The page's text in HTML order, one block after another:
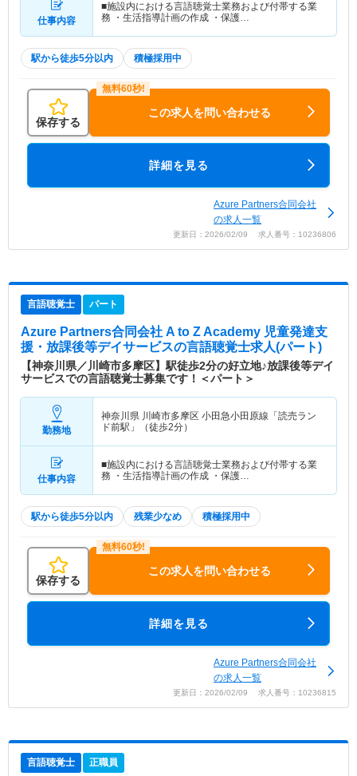
仕事内容
■施設内における言語聴覚士業務および付帯する業
務 ・生活指導計画の作成 ・保護…
駅から徒歩5分以内 積極採用中
保存する
この求人を問い合わせる
詳細を見る
Azure Partners合同会社
の求人一覧
更新日：2026/02/09 求人番号：10236806
言語聴覚士 パート
Azure Partners合同会社 A to Z Academy 児童発達支
援・放課後等デイサービスの言語聴覚士求人(パート)
【神奈川県／川崎市多摩区】駅徒歩2分の好立地♪放課後等デイ
サービスでの言語聴覚士募集です！＜パート＞
勤務地
神奈川県 川崎市多摩区 小田急小田原線「読売ラン
ド前駅」（徒歩2分）
仕事内容
■施設内における言語聴覚士業務および付帯する業
務 ・生活指導計画の作成 ・保護…
駅から徒歩5分以内 残業少なめ 積極採用中
保存する
この求人を問い合わせる
詳細を見る
Azure Partners合同会社
の求人一覧
更新日：2026/02/09 求人番号：10236815
言語聴覚士 正職員